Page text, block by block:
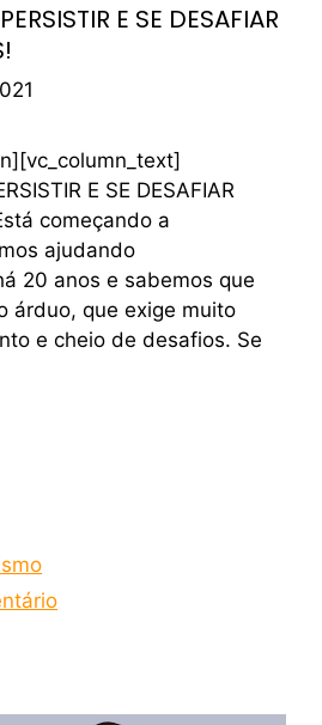
E SE DESAFIAR
E SE DESAFIAR
começando a
ajudando
20 anos e sabemos que
árduo, que exige muito
e cheio de desafios. Se